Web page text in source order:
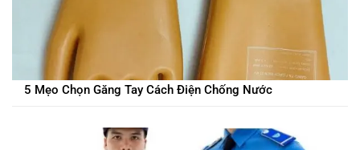
5 Mẹo Chọn Găng Tay Cách Điện Chống Nước